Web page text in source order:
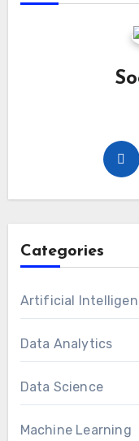
Categories
Artificial
Data Analytics
Data Science
Machine Learning